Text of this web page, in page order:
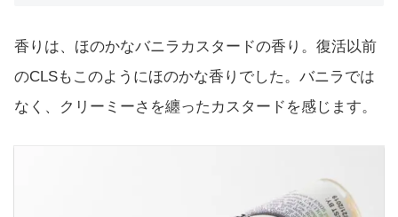
香りは、ほのかなバニラカスタードの香り。復活以前
のCLSもこのようにほのかな香りでした。バニラでは
なく、クリーミーさを纏ったカスタードを感じます。